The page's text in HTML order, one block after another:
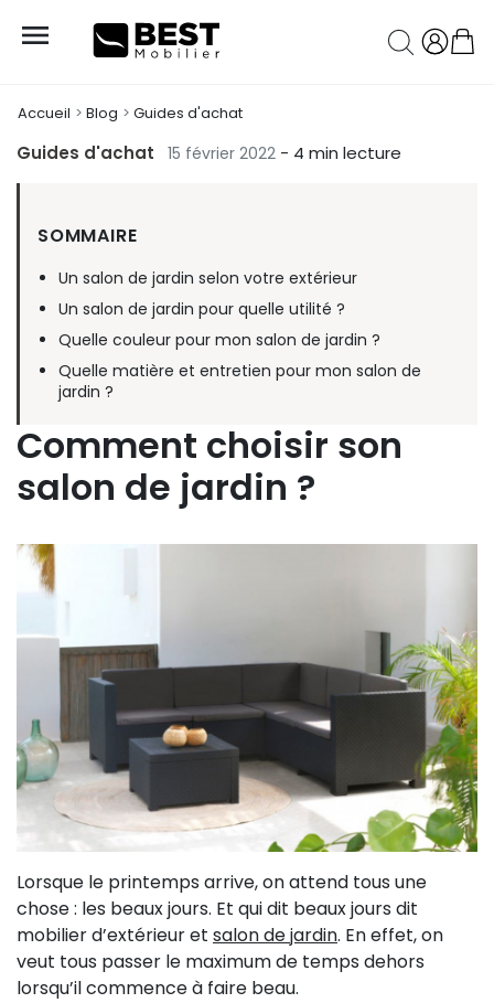

Accueil Blog Guides d'achat
Guides d'achat 15 février 2022 - 4 min lecture
SOMMAIRE
Un salon de jardin selon votre extérieur
Un salon de jardin pour quelle utilité ?
Quelle couleur pour mon salon de jardin ?
Quelle matière et entretien pour mon salon de
jardin ?
Comment choisir son
salon de jardin ?
Lorsque le printemps arrive, on attend tous une
chose : les beaux jours. Et qui dit beaux jours dit
mobilier d’extérieur et salon de jardin. En effet, on
veut tous passer le maximum de temps dehors
lorsqu’il commence à faire beau.